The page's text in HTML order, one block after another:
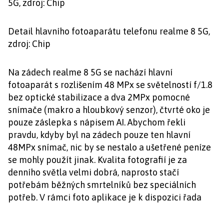
Detail hlavního fotoaparátu telefonu realme 8 5G,
zdroj: Chip
Na zádech realme 8 5G se nachází hlavní
fotoaparát s rozlišením 48 MPx se světelností f/1.8
bez optické stabilizace a dva 2MPx pomocné
snímače (makro a hloubkový senzor), čtvrté oko je
pouze záslepka s nápisem AI. Abychom řekli
pravdu, kdyby byl na zádech pouze ten hlavní
48MPx snímač, nic by se nestalo a ušetřené peníze
se mohly použít jinak. Kvalita fotografií je za
denního světla velmi dobrá, naprosto stačí
potřebám běžných smrtelníků bez speciálních
potřeb. V rámci foto aplikace je k dispozici řada